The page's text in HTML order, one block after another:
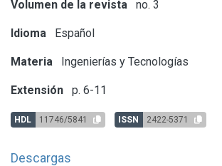
Volumen de la revista no. 3
Idioma Español
Materia Ingenierías y Tecnologías
Extensión p. 6-11
HDL 11746/5841 ISSN 2422-5371
Descargas